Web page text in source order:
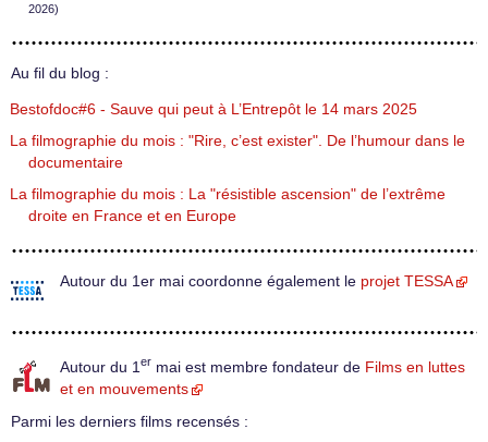
2026)
Au fil du blog :
Bestofdoc#6 - Sauve qui peut à L’Entrepôt le 14 mars 2025
La filmographie du mois : "Rire, c’est exister". De l’humour dans le
documentaire
La filmographie du mois : La "résistible ascension" de l’extrême
droite en France et en Europe
Autour du 1er mai coordonne également le projet TESSA
Autour du 1 er mai est membre fondateur de Films en luttes
et en mouvements
Parmi les derniers films recensés :